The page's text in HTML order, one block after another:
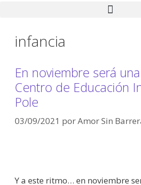
infancia
En noviembre será
Centro de Educación
Pole
03/09/2021 porAmor Sin
Y a este ritmo… en noviembre